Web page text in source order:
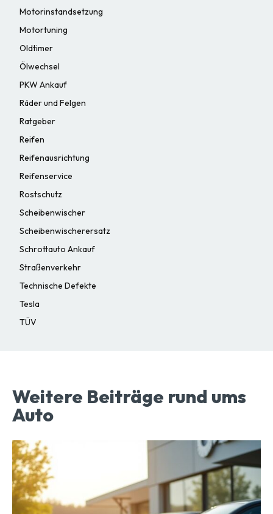
Motorinstandsetzung
Motortuning
Oldtimer
Ölwechsel
PKW Ankauf
Räder und Felgen
Ratgeber
Reifen
Reifenausrichtung
Reifenservice
Rostschutz
Scheibenwischer
Scheibenwischerersatz
Schrottauto Ankauf
Straßenverkehr
Technische Defekte
Tesla
TÜV
Weitere Beiträge rund ums
Auto